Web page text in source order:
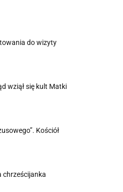
do wizyty
wziął się kult Matki
Kościół
chrześcijanka